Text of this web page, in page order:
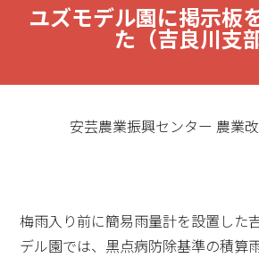
ユズモデル園に掲示板
た（吉良川支
安芸農業振興センター 農業
梅雨入り前に簡易雨量計を設置した
デル園では、黒点病防除基準の積算